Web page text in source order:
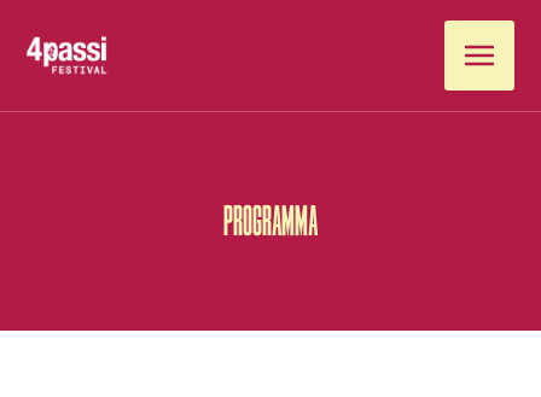
PROGRAMMA